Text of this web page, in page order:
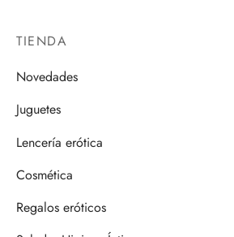
TIENDA
Novedades
Juguetes
Lencería erótica
Cosmética
Regalos eróticos